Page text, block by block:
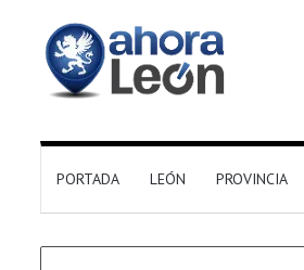
PORTADA LEÓN PROVINCIA